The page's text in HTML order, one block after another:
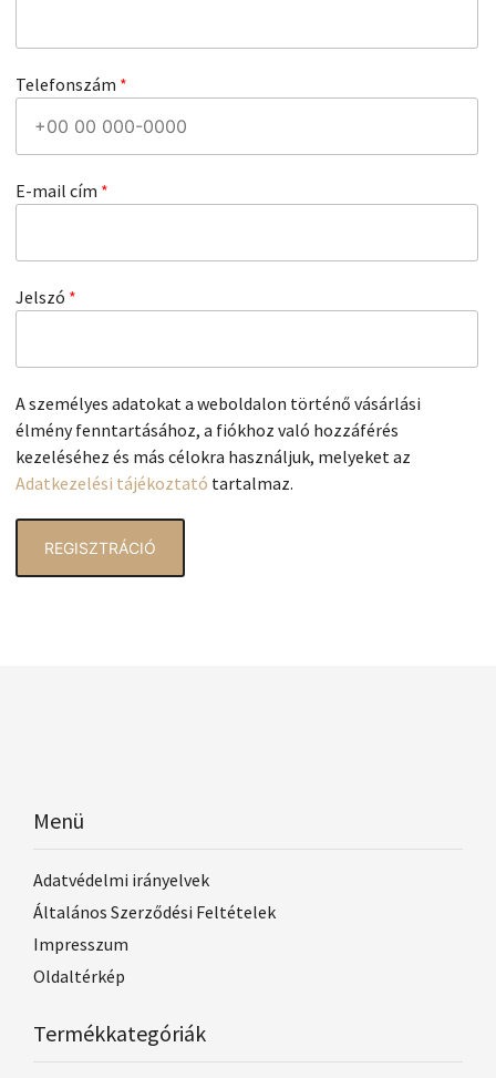
Telefonszám *
E-mail cím *
Jelszó *
A személyes adatokat a weboldalon történő vásárlási
élmény fenntartásához, a fiókhoz való hozzáférés
kezeléséhez és más célokra használjuk, melyeket az
Adatkezelési tájékoztató tartalmaz.
REGISZTRÁCIÓ
Menü
Adatvédelmi irányelvek
Általános Szerződési Feltételek
Impresszum
Oldaltérkép
Termékkategóriák